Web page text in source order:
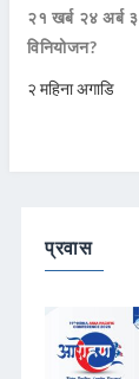
२१ खर्ब २४ अर्ब
विनियोजन?
२ महिना अगाडि
प्रवास